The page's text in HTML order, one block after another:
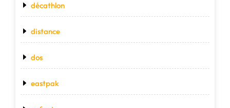
décathlon
distance
dos
eastpak